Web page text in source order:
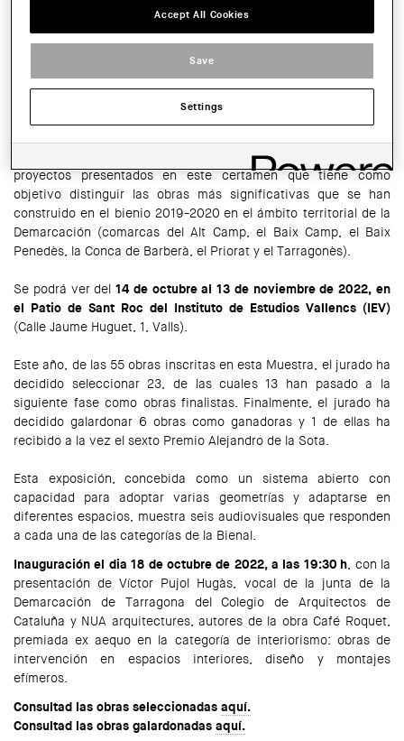
HORARI:
De lunes a viernes de 10 a 13h y de 16 a 19h.
SHARE THIS
MUESTRA DE ARQUITECTURA DE TARRAGONA
proyectos presentados en este certamen que tiene como
objetivo distinguir las obras más significativas que se han
construido en el bienio 2019-2020 en el ámbito territorial de la
Demarcación (comarcas del Alt Camp, el Baix Camp, el Baix
Penedès, la Conca de Barberà, el Priorat y el Tarragonès).
Se podrá ver del 14 de octubre al 13 de noviembre de 2022, en
el Patio de Sant Roc del Instituto de Estudios Vallencs (IEV)
(Calle Jaume Huguet, 1, Valls).
Este año, de las 55 obras inscritas en esta Muestra, el jurado ha
decidido seleccionar 23, de las cuales 13 han pasado a la
siguiente fase como obras finalistas. Finalmente, el jurado ha
decidido galardonar 6 obras como ganadoras y 1 de ellas ha
recibido a la vez el sexto Premio Alejandro de la Sota.
Esta exposición, concebida como un sistema abierto con
capacidad para adoptar varias geometrías y adaptarse en
diferentes espacios, muestra seis audiovisuales que responden
a cada una de las categorías de la Bienal.
Inauguración el dia 18 de octubre de 2022, a las 19:30 h , con la
presentación de Víctor Pujol Hugàs, vocal de la junta de la
Demarcación de Tarragona del Colegio de Arquitectos de
Cataluña y NUA arquitectures, autores de la obra Café Roquet,
premiada ex aequo en la categoría de interiorismo: obras de
intervención en espacios interiores, diseño y montajes
efímeros.
Consultad las obras seleccionadas aquí.
Consultad las obras galardonadas aquí.
Accept All Cookies
Save
Settings